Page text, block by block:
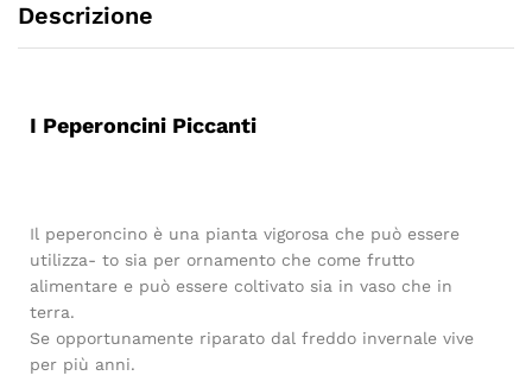
Descrizione
I Peperoncini Piccanti
Il peperoncino è una pianta vigorosa che può essere
utilizza- to sia per ornamento che come frutto
alimentare e può essere coltivato sia in vaso che in
terra.
Se opportunamente riparato dal freddo invernale vive
per più anni.